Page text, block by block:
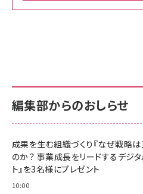
￥880
anan(アンアン
スペシャルエディ
￥1,100
anan(アンアン
サポート正規品
NIMASO ガラス
すい ガイド枠付
2枚セット
￥1,599
サポート正規品
Amazon eギフト
￥5,000
Anker
編集部からのおしらせ
成果を生む組織づくり『なぜ戦略
のか？ 事業成長をリードするデジ
ト』を3名様にプレゼント
10:00